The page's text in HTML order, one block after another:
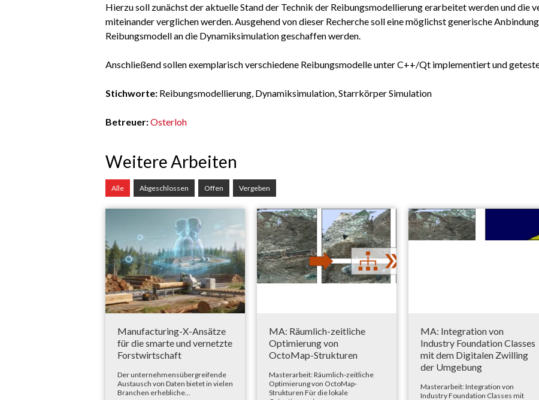
Hierzu soll zunächst der aktuelle Stand der Technik der Reibungsmodellierung erarbeitet werden und die
miteinander verglichen werden. Ausgehend von dieser Recherche soll eine möglichst generische
Reibungsmodell an die Dynamiksimulation geschaffen werden.
Anschließend sollen exemplarisch verschiedene Reibungsmodelle unter C++/Qt implementiert und
Stichworte: Reibungsmodellierung, Dynamiksimulation, Starrkörper Simulation
Betreuer:Osterloh
Weitere Arbeiten
Alle Abgeschlossen Offen Vergeben
Manufacturing-X-Ansätze
für die smarte und vernetzte
Forstwirtschaft
Der unternehmensübergreifende
Austausch von Daten bietet in vielen
Branchen erhebliche...
MA: Räumlich-zeitliche
Optimierung von
OctoMap-Strukturen
Masterarbeit: Räumlich-zeitliche
Optimierung von OctoMap-
Strukturen Für die lokale
MA: Integration von
Industry Foundation Classes
mit dem Digitalen Zwilling
der Umgebung
Masterarbeit: Integration von
Industry Foundation Classes mit